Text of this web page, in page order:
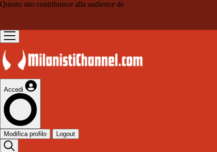
Questo sito contribuisce alla audience de
Accedi
Modifica profilo Logout